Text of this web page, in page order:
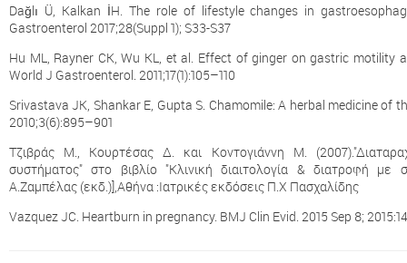
Dağlı Ü, Kalkan İH. The role of lifestyle changes in
Gastroenterol 2017;28(Suppl 1); S33-S37
Hu ML, Rayner CK, Wu KL, et al. Effect of ginger on gastric motility
World J Gastroenterol. 2011;17(1):105–110
Srivastava JK, Shankar E, Gupta S. Chamomile: A herbal medicine of
2010;3(6):895–901
Τζιβράς Μ., Κουρτέσας Δ. και Κοντογιάννη Μ.
συστήματος" στο βιβλίο "Κλινική διαιτολογία & διατροφή με
Α.Ζαμπέλας (εκδ.)],Αθήνα :Ιατρικές εκδόσεις Π.Χ Πασχαλίδης
Vazquez JC. Heartburn in pregnancy. BMJ Clin Evid. 2015 Sep 8;